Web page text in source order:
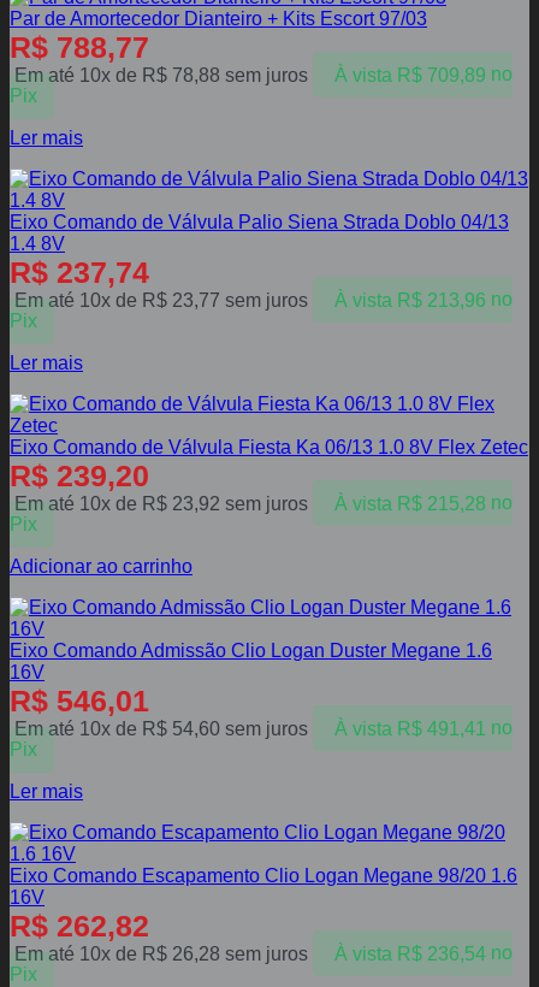
Par de Amortecedor Dianteiro + Kits Escort 97/03
R$ 788,77
Em até 10x de R$ 78,88 sem juros À vista R$709,89 no
Pix
Ler mais
Eixo Comando de Válvula Palio Siena Strada Doblo 04/13
1.4 8V
R$ 237,74
Em até 10x de R$ 23,77 sem juros À vista R$213,96 no
Pix
Ler mais
Eixo Comando de Válvula Fiesta Ka 06/13 1.0 8V Flex Zetec
R$ 239,20
Em até 10x de R$ 23,92 sem juros À vista R$215,28 no
Pix
Adicionar ao carrinho
Eixo Comando Admissão Clio Logan Duster Megane 1.6
16V
R$ 546,01
Em até 10x de R$ 54,60 sem juros À vista R$491,41 no
Pix
Ler mais
Eixo Comando Escapamento Clio Logan Megane 98/20 1.6
16V
R$ 262,82
Em até 10x de R$ 26,28 sem juros À vista R$236,54 no
Pix